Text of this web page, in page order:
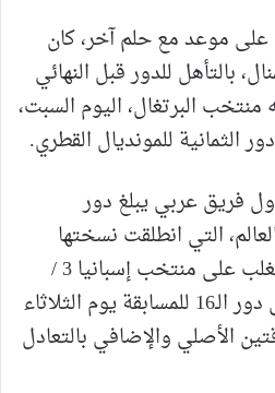
موعد مع حلم آخر، كان
بالتأهل للدور قبل النهائي
منتخب البرتغال، اليوم السبت،
الثمانية للمونديال القطري.
فريق عربي يبلغ دور
التي انطلقت نسختها
الأولى عام 1930، بعدما تغلب على منتخب إسبانيا 3 /
صفر بركلات الترجيح في دور الـ16 للمسابقة يوم الثلاثاء
الأصلي والإضافي بالتعادل